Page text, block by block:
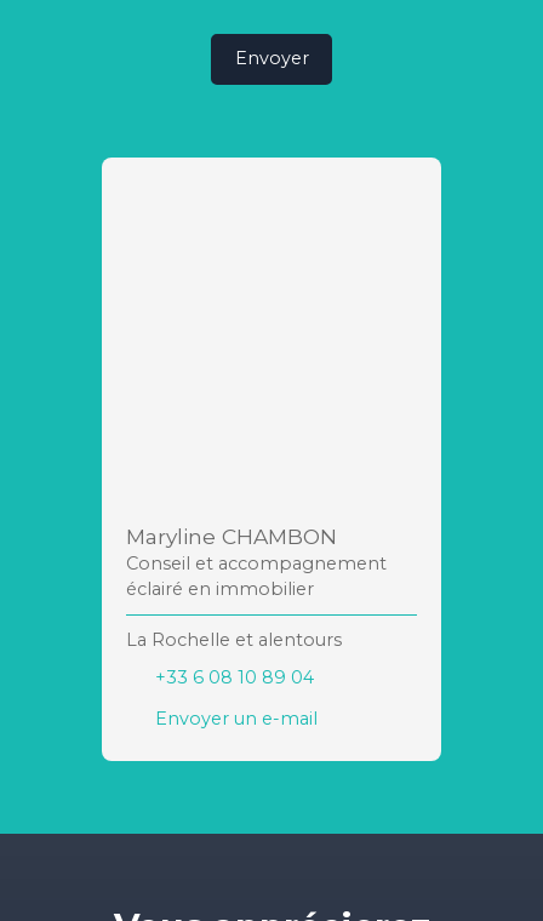
Envoyer
Maryline CHAMBON
Conseil et accompagnement
éclairé en immobilier
La Rochelle et alentours
+33 6 08 10 89 04
Envoyer un e-mail